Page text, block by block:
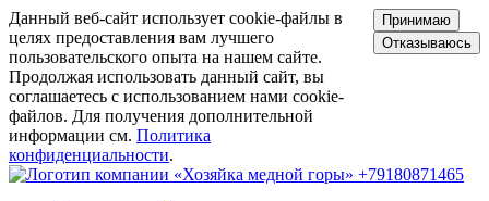
Данный веб-сайт использует cookie-файлы в
целях предоставления вам лучшего
пользовательского опыта на нашем сайте.
Продолжая использовать данный сайт, вы
соглашаетесь с использованием нами cookie-
файлов. Для получения дополнительной
информации см. Политика
конфиденциальности.
Принимаю
Отказываюсь
+79180871465